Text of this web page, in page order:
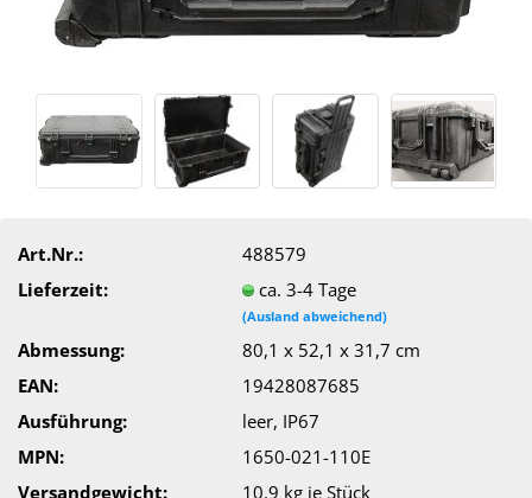
Art.Nr.:
488579
Lieferzeit:
ca. 3-4 Tage
(Ausland abweichend)
Abmessung:
80,1 x 52,1 x 31,7 cm
EAN:
19428087685
Ausführung:
leer, IP67
MPN:
1650-021-110E
Versandgewicht:
10.9 kg je Stück